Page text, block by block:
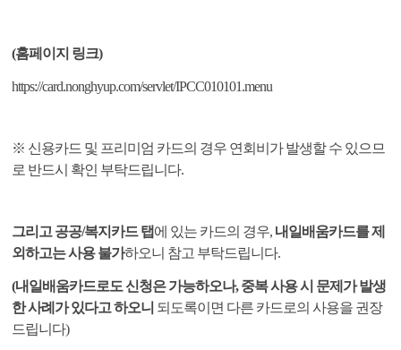
(홈페이지 링크)
https://card.nonghyup.com/servlet/IPCC010101.menu
※ 신용카드 및 프리미엄 카드의 경우 연회비가 발생할 수 있으므
로 반드시 확인 부탁드립니다.
그리고 공공/복지카드 탭에 있는 카드의 경우, 내일배움카드를 제
외하고는 사용 불가하오니 참고 부탁드립니다.
(내일배움카드로도 신청은 가능하오나, 중복 사용 시 문제가 발생
한 사례가 있다고 하오니 되도록이면 다른 카드로의 사용을 권장
드립니다)